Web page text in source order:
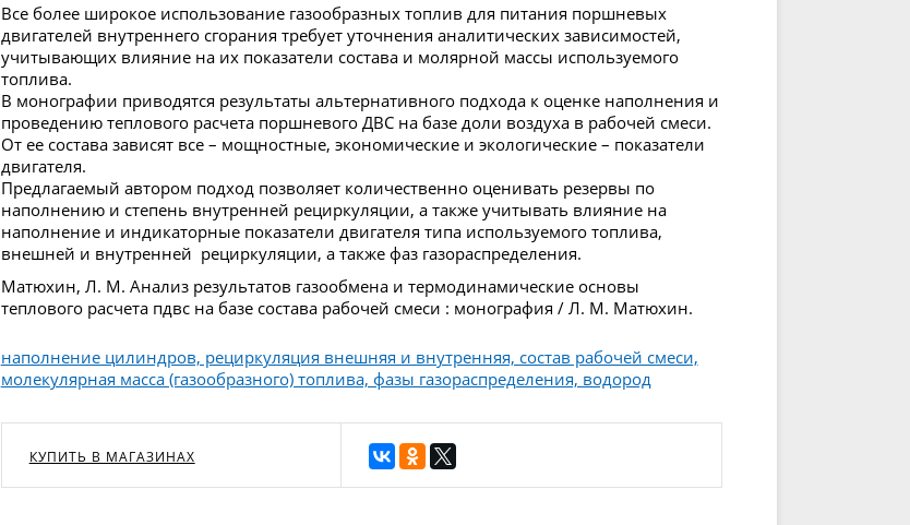
Все более широкое использование газообразных топлив для питания поршневых
двигателей внутреннего сгорания требует уточнения аналитических зависимостей,
учитывающих влияние на их показатели состава и молярной массы используемого
топлива.
В монографии приводятся результаты альтернативного подхода к оценке наполнения и
проведению теплового расчета поршневого ДВС на базе доли воздуха в рабочей смеси.
От ее состава зависят все – мощностные, экономические и экологические – показатели
двигателя.
Предлагаемый автором подход позволяет количественно оценивать резервы по
наполнению и степень внутренней рециркуляции, а также учитывать влияние на
наполнение и индикаторные показатели двигателя типа используемого топлива,
внешней и внутренней рециркуляции, а также фаз газораспределения.
Матюхин, Л. М. Анализ результатов газообмена и термодинамические основы
теплового расчета пдвс на базе состава рабочей смеси : монография / Л. М. Матюхин.
наполнение цилиндров, рециркуляция внешняя и внутренняя, состав рабочей смеси,
молекулярная масса (газообразного) топлива, фазы газораспределения, водород
КУПИТЬ В МАГАЗИНАХ